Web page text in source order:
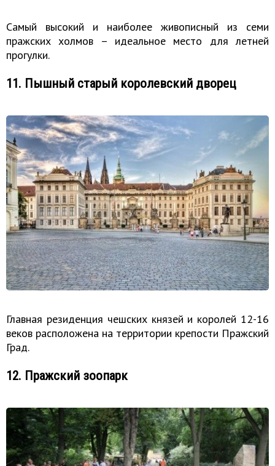
Самый высокий и наиболее живописный из семи
пражских холмов – идеальное место для летней
прогулки.
11. Пышный старый королевский дворец
Главная резиденция чешских князей и королей 12-16
веков расположена на территории крепости Пражский
Град.
12. Пражский зоопарк